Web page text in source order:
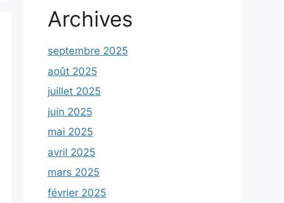
Archives
septembre 2025
août 2025
juillet 2025
juin 2025
mai 2025
avril 2025
mars 2025
février 2025